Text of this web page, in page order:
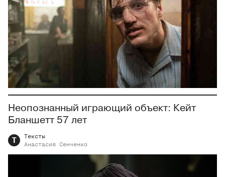
Неопознанный играющий объект: Кейт
Бланшетт 57 лет
Т
Тексты
Анастасия
Сенченко